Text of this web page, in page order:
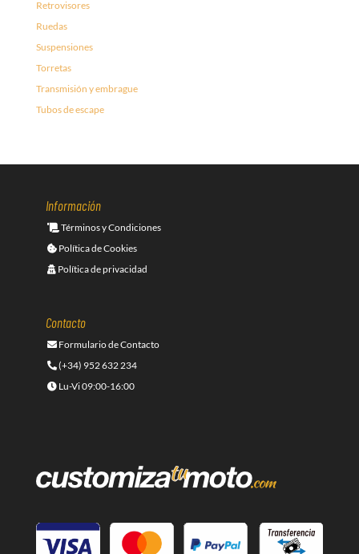
Retrovisores
Ruedas
Suspensiones
Torretas
Transmisión y embrague
Tubos de escape
Información
Términos y Condiciones
Política de Cookies
Política de privacidad
Contacto
Formulario de Contacto
(+34) 952 632 234
Lu-Vi 09:00-16:00